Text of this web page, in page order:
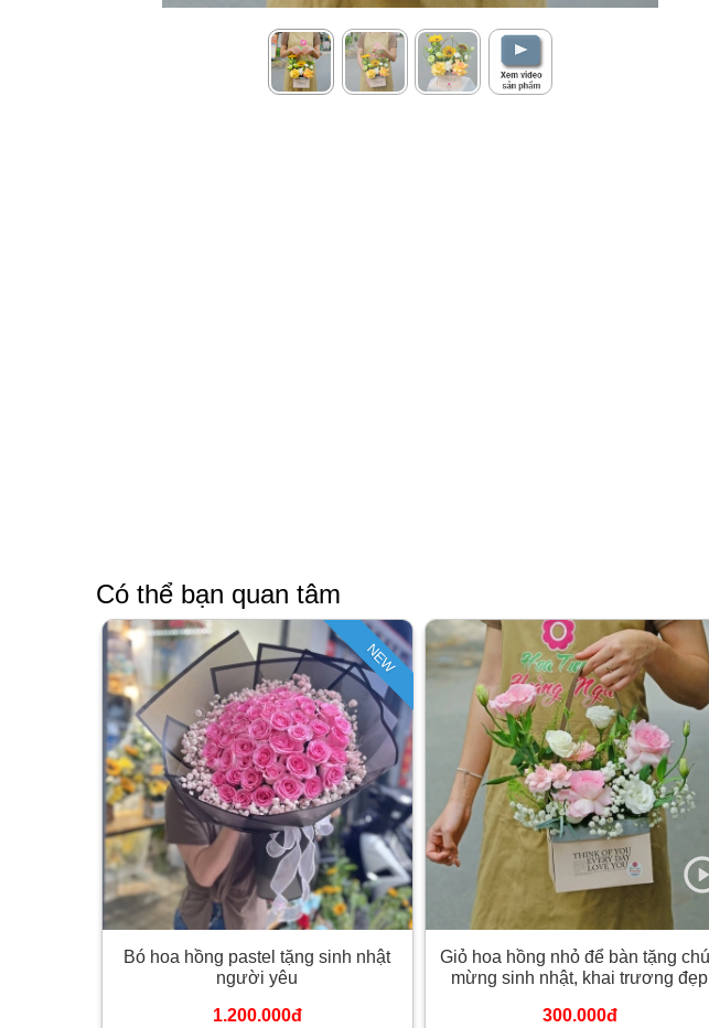
Có thể bạn quan tâm
NEW
Bó hoa hồng pastel tặng sinh nhật
người yêu
1.200.000đ
Giỏ hoa hồng nhỏ để bàn tặng
mừng sinh nhật, khai trương đẹp
300.000đ